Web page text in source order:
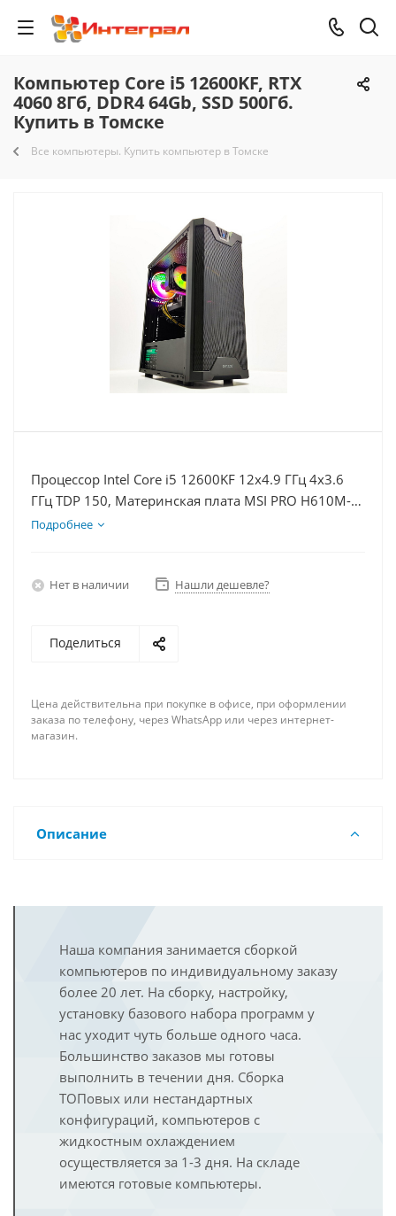
Компьютер Core i5 12600KF, RTX
4060 8Гб, DDR4 64Gb, SSD 500Гб.
Купить в Томске
Все компьютеры. Купить компьютер в Томске
Процессор Intel Core i5 12600KF 12x4.9 ГГц 4x3.6
ГГц TDP 150, Материнская плата MSI PRO H610M-E,
Видеокарта RTX 4060 8Гб, Память DDR4 64Gb,
Подробнее
Нет в наличии Нашли дешевле?
Поделиться
Цена действительна при покупке в офисе, при оформлении
заказа по телефону, через WhatsApp или через интернет-
магазин.
Описание
Наша компания занимается сборкой
компьютеров по индивидуальному заказу
более 20 лет. На сборку, настройку,
установку базового набора программ у
нас уходит чуть больше одного часа.
Большинство заказов мы готовы
выполнить в течении дня. Сборка
ТОПовых или нестандартных
конфигураций, компьютеров с
жидкостным охлаждением
осуществляется за 1-3 дня. На складе
имеются готовые компьютеры.